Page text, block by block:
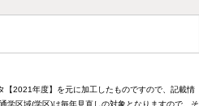
【2021年度】を元に加工したものですので、記載情
学区域(学区)は毎年見直しの対象となりますので、そ